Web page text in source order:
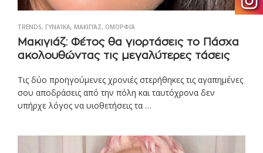
TRENDS, ΓΥΝΑΊΚΑ, ΜΑΚΙΓΙΆΖ, ΟΜΟΡΦΙΆ
Μακιγιάζ: Φέτος θα γιορτάσεις το Πάσχα
ακολουθώντας τις μεγαλύτερες τάσεις
Τις δύο προηγούμενες χρονιές στερήθηκες τις αγαπημένες
σου αποδράσεις από την πόλη και ταυτόχρονα δεν
υπήρχε λόγος να υιοθετήσεις τα …